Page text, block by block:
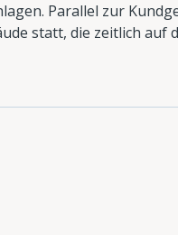
Parallel zur
statt, die zeitlich auf